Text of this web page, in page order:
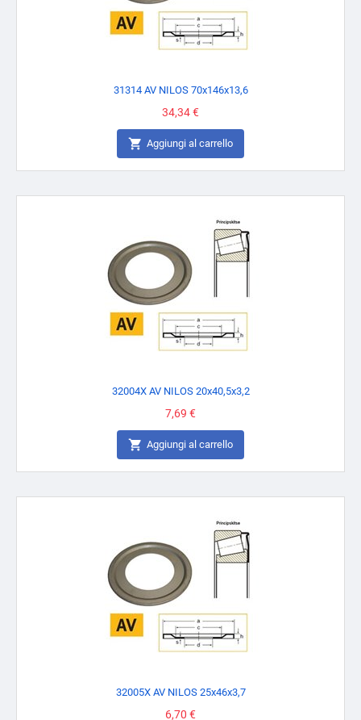
31314 AV NILOS 70x146x13,6
Prezzo
34,34 €
 Aggiungi al carrello
32004X AV NILOS 20x40,5x3,2
Prezzo
7,69 €
 Aggiungi al carrello
32005X AV NILOS 25x46x3,7
Prezzo
6,70 €